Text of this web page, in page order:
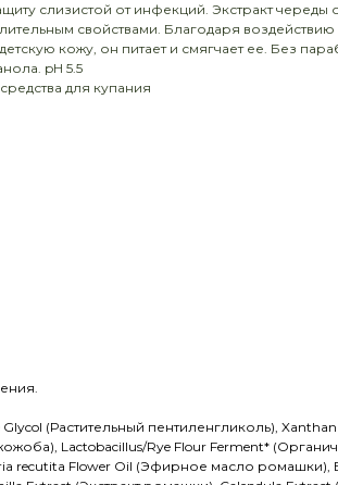
слизистой от инфекций. Экстракт череды
свойствами. Благодаря воздействию
кожу, он питает и смягчает ее. Без
pH 5.5
для купания
(Растительный пентиленгликоль),
Lactobacillus/Rye Flour Ferment*
recutita Flower Oil (Эфирное масло ромашки),